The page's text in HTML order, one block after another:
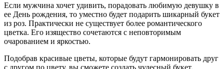
Если мужчина хочет удивить, порадовать любимую девушку в
ее День рождения, то уместно будет подарить шикарный букет
из роз. Практически не существует более романтического
цветка. Его изящество сочетаются с неповторимым
очарованием и яркостью.
Подобрав красивые цветы, которые будут гармонировать друг
с другом по цвету, вы сможете создать чудесный букет.